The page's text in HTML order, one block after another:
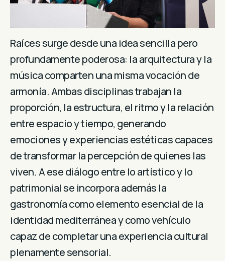
Raíces surge desde una idea sencilla pero
profundamente poderosa: la arquitectura y la
música comparten una misma vocación de
armonía. Ambas disciplinas trabajan la
proporción, la estructura, el ritmo y la relación
entre espacio y tiempo, generando
emociones y experiencias estéticas capaces
de transformar la percepción de quienes las
viven. A ese diálogo entre lo artístico y lo
patrimonial se incorpora además la
gastronomía como elemento esencial de la
identidad mediterránea y como vehículo
capaz de completar una experiencia cultural
plenamente sensorial.